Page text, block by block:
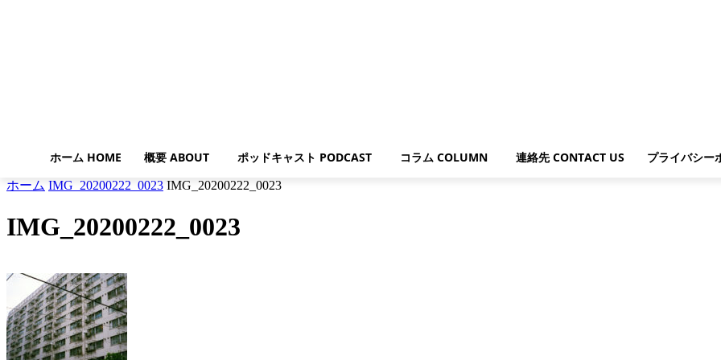
ホーム HOME 概要 ABOUT ポッドキャスト PODCAST コラム COLUMN 連絡先 CONTACT US プライバシー
ホーム IMG_20200222_0023 IMG_20200222_0023
IMG_20200222_0023